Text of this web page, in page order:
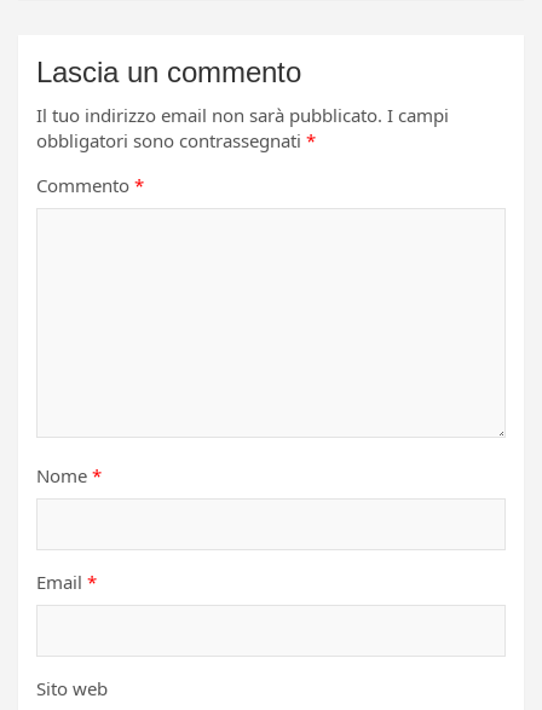
Lascia un commento
Il tuo indirizzo email non sarà pubblicato. I campi
obbligatori sono contrassegnati *
Commento *
Nome *
Email *
Sito web